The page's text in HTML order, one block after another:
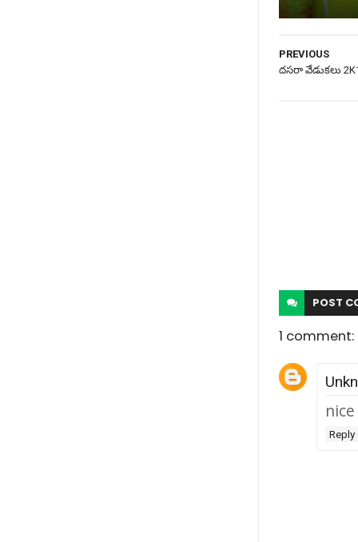
PREVIOUS
దసరా వేడుకలు
POST
1 comment:
nice
Reply